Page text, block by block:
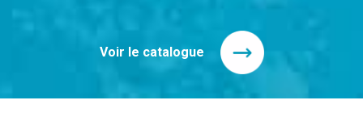
Voir le catalogue